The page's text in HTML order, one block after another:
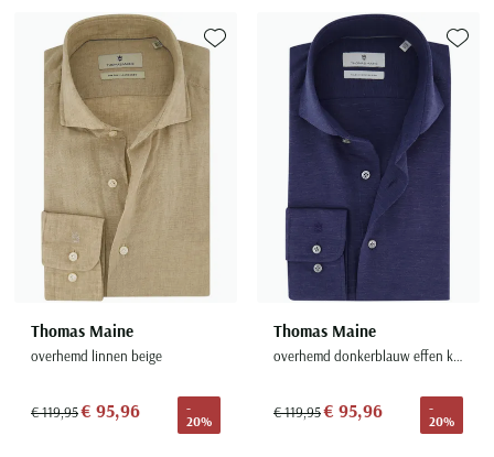
Thomas Maine
overhemd linnen beige
€ 119,95€ 95,96
-
20%
Toevoegen aan favorieten
Thomas Maine
overhemd donkerblauw effen katoen
€ 119,95€ 95,96
-
20%